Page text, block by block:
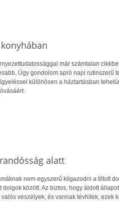
már számtalan
Úgy gondolom apró napi rutinszerű
különösen a háztartásban
alatt
nem egyszerű kiigazodni a tiltott
dolgok között. Az biztos, hogy áldott
valós veszélyek, és vannak tévhitek, ezek